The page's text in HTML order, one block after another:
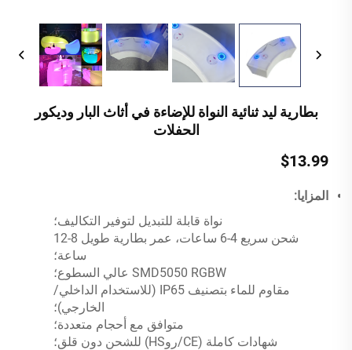
بطارية ليد ثنائية النواة للإضاءة في أثاث البار وديكور
الحفلات
$13.99
المزايا:
نواة قابلة للتبديل لتوفير التكاليف؛
شحن سريع 4-6 ساعات، عمر بطارية طويل 8-12
ساعة؛
SMD5050 RGBW عالي السطوع؛
مقاوم للماء بتصنيف IP65 (للاستخدام الداخلي/
الخارجي)؛
متوافق مع أحجام متعددة؛
شهادات كاملة (CE/روHS) للشحن دون قلق؛